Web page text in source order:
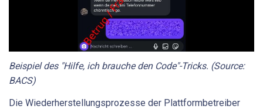
Beispiel des "Hilfe, ich brauche den Code"-Tricks. (Source:
BACS)
Die Wiederherstellungsprozesse der Plattformbetreiber